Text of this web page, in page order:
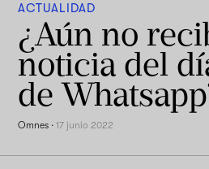
ACTUALIDAD
¿Aún no
noticia del
de
Omnes ·17 junio 2022